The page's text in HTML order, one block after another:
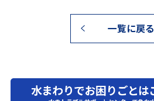
一覧に戻る